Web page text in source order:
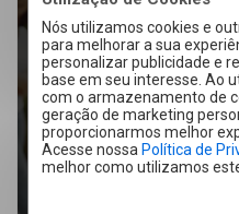
Nós utilizamos cookies e
para melhorar a sua
personalizar publicidade e
base em seu interesse. Ao
com o armazenamento de
geração de marketing
proporcionarmos melhor
Acesse nossa Política de
melhor como utilizamos
ARTIGO ANTERIOR
Alto padrão em
Cacoal: como os
empreendimentos de
primeira linha estão
transformando a